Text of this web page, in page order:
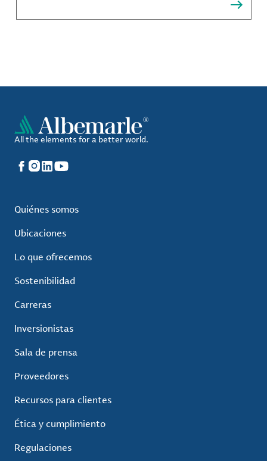
compuestos de materiales y mucho más.
All the elements for a better world.
Facebook
Instagram
LinkedIn
YouTube
Quiénes somos
Ubicaciones
Lo que ofrecemos
Sostenibilidad
Carreras
Inversionistas
Sala de prensa
Proveedores
Recursos para clientes
Ética y cumplimiento
Regulaciones